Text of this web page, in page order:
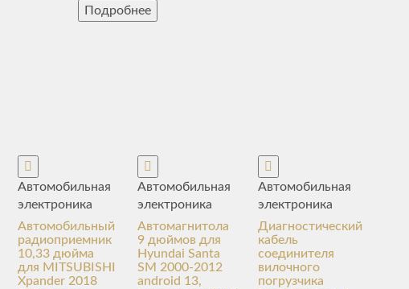
Подробнее
Автомобильная
электроника
Автомобильный
радиоприемник
10,33 дюйма
для MITSUBISHI
Xpander 2018
Автомобильная
электроника
Автомагнитола
9 дюймов для
Hyundai Santa
SM 2000-2012
android 13,
Автомобильная
электроника
Диагностический
кабель
соединителя
вилочного
погрузчика